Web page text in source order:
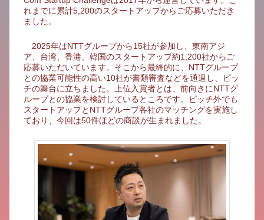
れまでに累計5,200のスタートアップからご応募いただき
ました。
2025年はNTTグループから15社が参加し、東南アジ
ア、台湾、香港、韓国のスタートアップ約1,200社からご
応募いただいています。そこから最終的に、NTTグループ
との協業可能性の高い10社が書類審査などを通過し、ピッ
チの舞台に立ちました。上位入賞者とは、前向きにNTTグ
ループとの協業を検討しているところです。ピッチ外でも
スタートアップとNTTグループ各社のマッチングを実施し
ており、今回は50件ほどの商談が生まれました。